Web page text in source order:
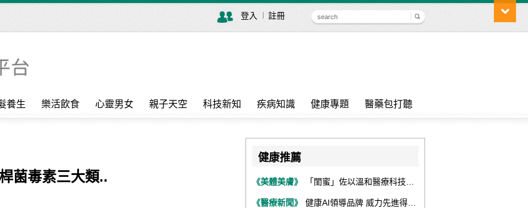
登入 註冊
養生 樂活飲食 心靈男女 親子天空 科技新知 疾病知識 健康專題 醫藥包打聽
菌毒素三大類..
健康推薦
《美體美膚》 「閨蜜」佐以溫和醫療科技，陪伴女性找回身體舒適與自信
《醫療新聞》 健康AI領導品牌 威力先進得獎不斷 同獲『玉山獎』『金炬獎』最高肯定